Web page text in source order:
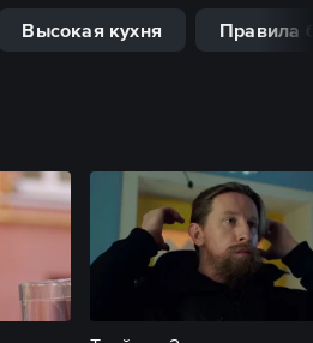
Высокая кухня Правила